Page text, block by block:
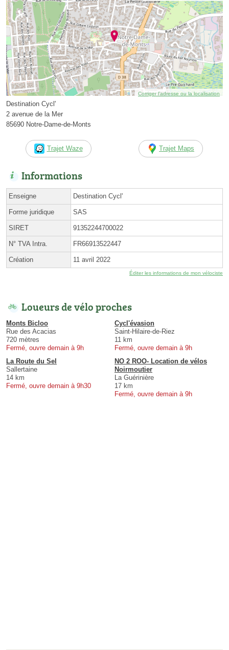
Corriger l’adresse ou la localisation
Destination Cycl'
2 avenue de la Mer
85690 Notre-Dame-de-Monts
Trajet Waze Trajet Maps
Informations
Enseigne Destination Cycl'
Forme juridique SAS
SIRET 91352244700022
N° TVA Intra. FR66913522447
Création 11 avril 2022
Éditer les informations de mon vélociste
Loueurs de vélo proches
Monts Bicloo
Rue des Acacias
720 mètres
Fermé, ouvre demain à 9h
Cycl'évasion
Saint-Hilaire-de-Riez
11 km
Fermé, ouvre demain à 9h
La Route du Sel
Sallertaine
14 km
Fermé, ouvre demain à 9h30
NO 2 ROO- Location de vélos
Noirmoutier
La Guérinière
17 km
Fermé, ouvre demain à 9h